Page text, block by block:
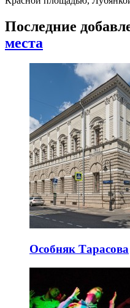
Последние
места
Особняк Тарасова